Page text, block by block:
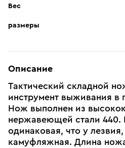
Вес
размеры
Описание
Тактический складной
инструмент выживания в
Нож выполнен из
нержавеющей стали 440.
одинаковая, что у
камуфляжная. Длина